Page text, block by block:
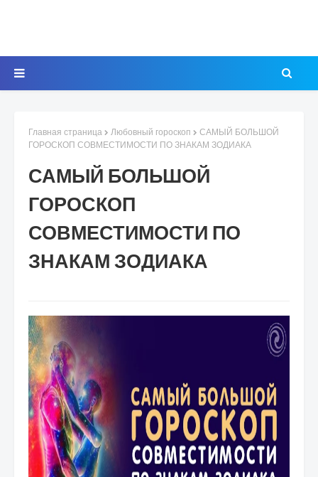
Главная страница Любовный гороскоп
САМЫЙ БОЛЬШОЙ
ГОРОСКОП СОВМЕСТИМОСТИ ПО ЗНАКАМ ЗОДИАКА
САМЫЙ БОЛЬШОЙ
ГОРОСКОП
СОВМЕСТИМОСТИ ПО
ЗНАКАМ ЗОДИАКА